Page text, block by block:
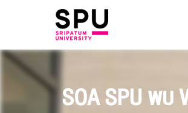
SOA SPU พบ